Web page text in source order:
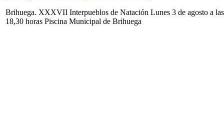
Brihuega. XXXVII Interpueblos de Natación Lunes 3 de agosto a las
18,30 horas Piscina Municipal de Brihuega